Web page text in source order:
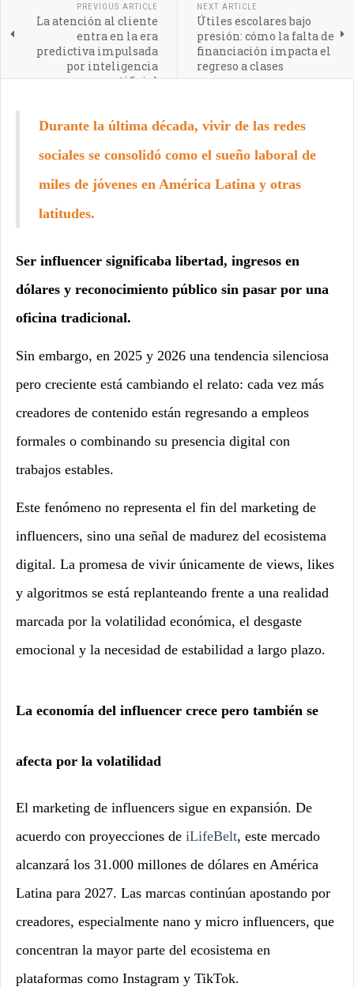
PREVIOUS ARTICLE
La atención al cliente
entra en la era
predictiva impulsada
por inteligencia
artificial
NEXT ARTICLE
Útiles escolares bajo
presión: cómo la falta de
financiación impacta el
regreso a clases
Durante la última década, vivir de las redes
sociales se consolidó como el sueño laboral de
miles de jóvenes en América Latina y otras
latitudes.
Ser influencer significaba libertad, ingresos en
dólares y reconocimiento público sin pasar por una
oficina tradicional.
Sin embargo, en 2025 y 2026 una tendencia silenciosa
pero creciente está cambiando el relato: cada vez más
creadores de contenido están regresando a empleos
formales o combinando su presencia digital con
trabajos estables.
Este fenómeno no representa el fin del marketing de
influencers, sino una señal de madurez del ecosistema
digital. La promesa de vivir únicamente de views, likes
y algoritmos se está replanteando frente a una realidad
marcada por la volatilidad económica, el desgaste
emocional y la necesidad de estabilidad a largo plazo.
La economía del influencer crece pero también se
afecta por la volatilidad
El marketing de influencers sigue en expansión. De
acuerdo con proyecciones de iLifeBelt, este mercado
alcanzará los 31.000 millones de dólares en América
Latina para 2027. Las marcas continúan apostando por
creadores, especialmente nano y micro influencers, que
concentran la mayor parte del ecosistema en
plataformas como Instagram y TikTok.